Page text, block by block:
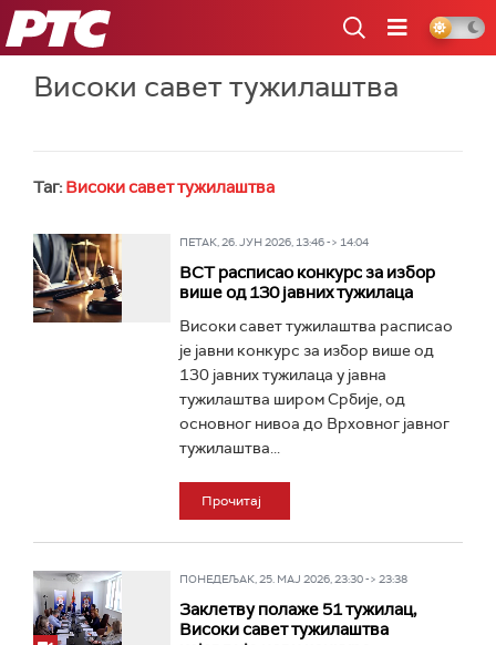
РТС
Високи савет тужилаштва
Таг: Високи савет тужилаштва
ПЕТАК, 26. ЈУН 2026, 13:46 -> 14:04
ВСТ расписао конкурс за избор
више од 130 јавних тужилаца
Високи савет тужилаштва расписао
је јавни конкурс за избор више од
130 јавних тужилаца у јавна
тужилаштва широм Србије, од
основног нивоа до Врховног јавног
тужилаштва...
Прочитај
ПОНЕДЕЉАК, 25. МАЈ 2026, 23:30 -> 23:38
Заклетву полаже 51 тужилац,
Високи савет тужилаштва